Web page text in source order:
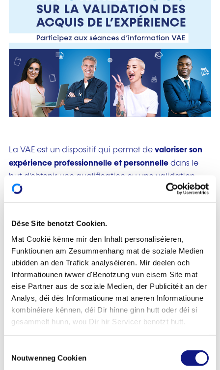
Dëse Site benotzt Cookien.
Mat Cookië kënne mir den Inhalt personaliséieren,
Funktiounen am Zesummenhang mat de soziale Medien
ubidden an den Trafick analyséieren. Mir deelen och
Informatiounen iwwer d'Benotzung vun eisem Site mat
eise Partner aus de soziale Medien, der Publicitéit an der
Analys, déi dës Informatioune mat aneren Informatioune
kombinéiere kënnen, déi Dir hinne ginn hutt oder déi si
gesammelt hunn, wou Dir hir Servicer benotzt hutt.
Noutwenneg Cookien
La VAE est un dispositif qui permet de valoriser son
expérience professionnelle et personnelle dans le
but d'obtenir une qualification ou une validation
partielle, d'accéder à un parcours de formation ou
de bénéficier d'une dispense de certains cours d'un
Les qualifications suivantes sont concernées:
diplôme ou certificat de l’enseignement
secondaire général(Diplôme de fin d'études
secondaires générales, DT - Diplôme de
technicien, DAP - Diplôme d'aptitude
professionnelle, CCP - Certificat de capacité
professionnelle, Brevet de maîtrise de
accès aux études ou obtention de dispense de
certains cours d’un programme menant auBTS -